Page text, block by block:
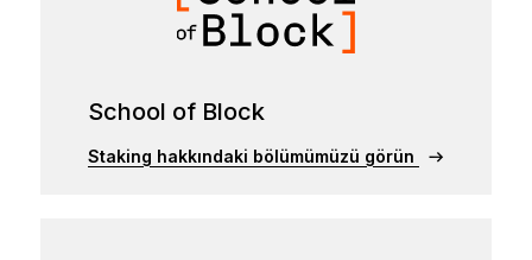
School of Block
Staking hakkındaki bölümümüzü görün